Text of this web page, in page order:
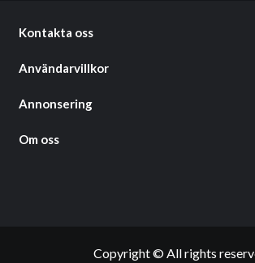
Kontakta oss
Användarvillkor
Annonsering
Om oss
Copyright © All rights